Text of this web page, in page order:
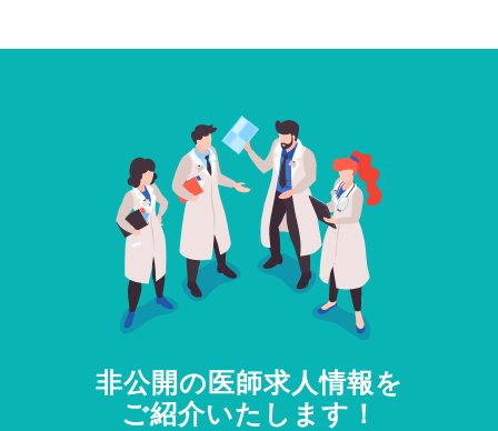
非公開の医師求人情報を
ご紹介いたします！